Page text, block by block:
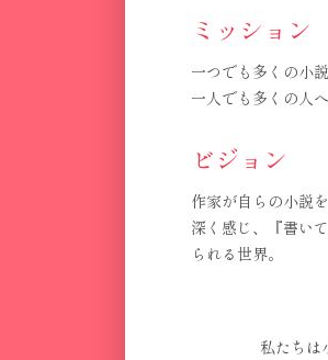
ミッション
一つでも多くの小説
一人でも多くの人へ
ビジョン
作家が自らの小説
深く感じ、『書い
られる世界。
私たちは